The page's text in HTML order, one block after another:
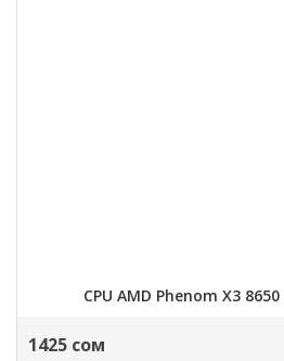
CPU AMD Phenom X3 8650
1425 сом